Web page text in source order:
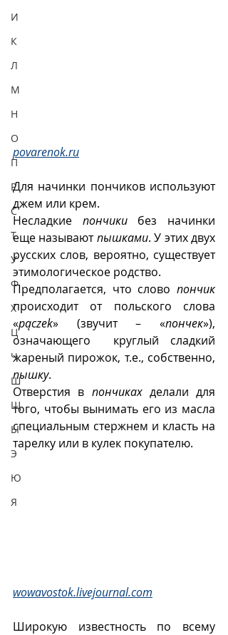
И
К
Л
М
Н
О
П
Р
С
Т
У
Ф
Х
Ц
Ч
Ш
Щ
Ы
Э
Ю
Я
povarenok.ru
Для начинки пончиков используют
джем или крем.
Несладкие пончики без начинки
еще называют пышками. У этих двух
русских слов, вероятно, существует
этимологическое родство.
Предполагается, что слово пончик
происходит от польского слова
«pączek» (звучит – «пончек»),
означающего  круглый сладкий
пышку.
Отверстия в пончиках делали для
того, чтобы вынимать его из масла
специальным стержнем и класть на
тарелку или в кулек покупателю.
wowavostok.livejournal.com
Широкую известность по всему